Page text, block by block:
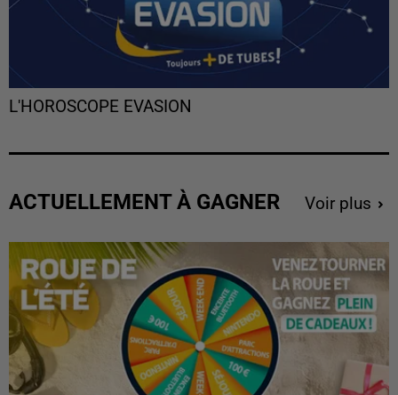
L'HOROSCOPE EVASION
ACTUELLEMENT À GAGNER Voir plus